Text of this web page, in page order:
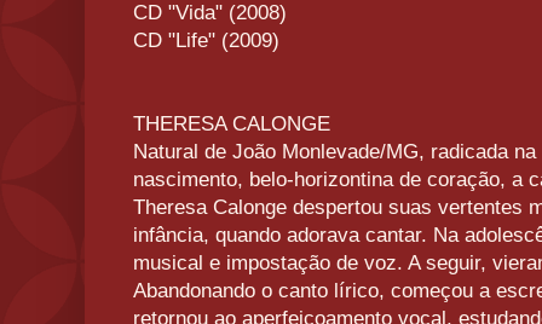
CD "Vida" (2008)
CD "Life" (2009)
THERESA CALONGE
Natural de João Monlevade/MG, radicada
nascimento, belo-horizontina de coração, a
Theresa Calonge despertou suas vertentes
infância, quando adorava cantar. Na
musical e impostação de voz. A seguir,
Abandonando o canto lírico, começou a
retornou ao aperfeiçoamento vocal,